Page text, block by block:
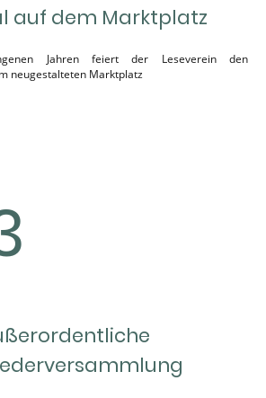
auf dem Marktplatz
Jahren feiert der Leseverein den
neugestalteten Marktplatz